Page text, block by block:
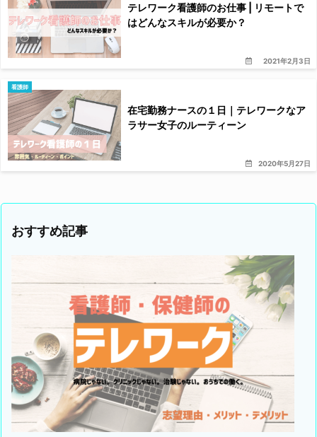
2021年2月3日
テレワーク看護師のお仕事 | リモートで
はどんなスキルが必要か？
2020年5月27日
看護師
在宅勤務ナースの１日｜テレワークなア
ラサー女子のルーティーン
おすすめ記事